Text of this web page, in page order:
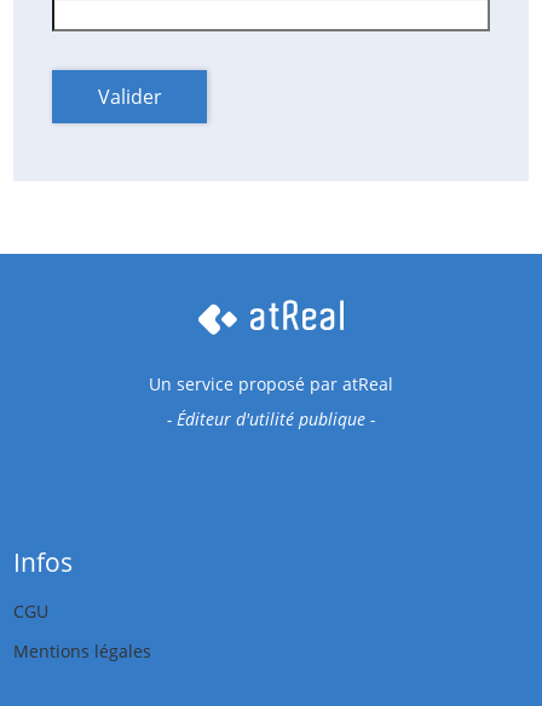
Valider
Un service proposé par atReal
- Éditeur d'utilité publique -
Infos
CGU
Mentions légales